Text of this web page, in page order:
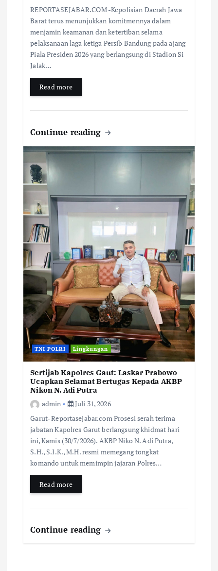
REPORTASEJABAR.COM -Kepolisian Daerah Jawa
Barat terus menunjukkan komitmennya dalam
menjamin keamanan dan ketertiban selama
pelaksanaan laga ketiga Persib Bandung pada ajang
Piala Presiden 2026 yang berlangsung di Stadion Si
Jalak…
Read more
Continue reading
TNI POLRI Lingkungan
Sertijab Kapolres Gaut: Laskar Prabowo
Ucapkan Selamat Bertugas Kepada AKBP
Nikon N. Adi Putra
admin
Juli 31, 2026
Garut- Reportasejabar.com Prosesi serah terima
jabatan Kapolres Garut berlangsung khidmat hari
ini, Kamis (30/7/2026). AKBP Niko N. Adi Putra,
S.H., S.I.K., M.H. resmi memegang tongkat
komando untuk memimpin jajaran Polres…
Read more
Continue reading